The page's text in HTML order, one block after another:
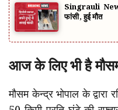
Singrauli
फांसी, हुई मौत
आज के लिए भी है
मौसम केन्द्र भोपाल के